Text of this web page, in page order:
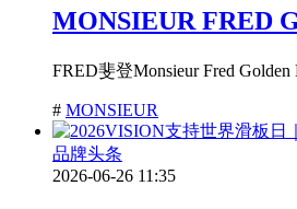
MONSIEUR FRED
FRED斐登Monsieur Fred
# MONSIEUR
品牌头条
2026-06-26 11:35